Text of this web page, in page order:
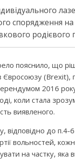
спорядження на
родієвого
пояснило, що
Євросоюзу (Brexit),
2016
коли стала
виявленого.
відповідно до п.4-
вольностей,
на частку, яка